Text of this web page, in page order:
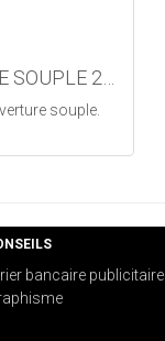
souple.
bancaire publicitaire